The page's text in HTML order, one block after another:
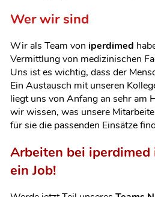
Wer wir sind
Wir als Team von iperdimed
Vermittlung von medizinischen
Uns ist es wichtig, dass der
Ein Austausch mit unseren
liegt uns von Anfang an sehr am
wir wissen, was unsere
für sie die passenden Einsätze
Arbeiten bei iperdimed
ein Job!